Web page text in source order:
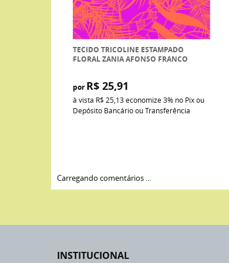
TECIDO TRICOLINE ESTAMPADO
FLORAL ZANIA AFONSO FRANCO
por R$ 25,91
à vista R$ 25,13economize3% no Pix ou
Depósito Bancário ou Transferência
Carregando comentários ...
INSTITUCIONAL